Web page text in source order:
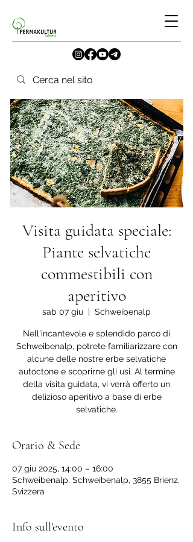
Visita guidata speciale:
Piante selvatiche
commestibili con
aperitivo
sab 07 giu
  |
Schweibenalp
Nell'incantevole e splendido parco di
Schweibenalp, potrete familiarizzare con
alcune delle nostre erbe selvatiche
autoctone e scoprirne gli usi. Al termine
della visita guidata, vi verrà offerto un
delizioso aperitivo a base di erbe
selvatiche.
Orario & Sede
07 giu 2025, 14:00 – 16:00
Schweibenalp, Schweibenalp, 3855 Brienz,
Svizzera
Info sull'evento